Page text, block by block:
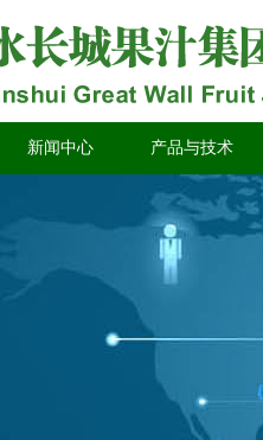
新闻中心 产品与技术